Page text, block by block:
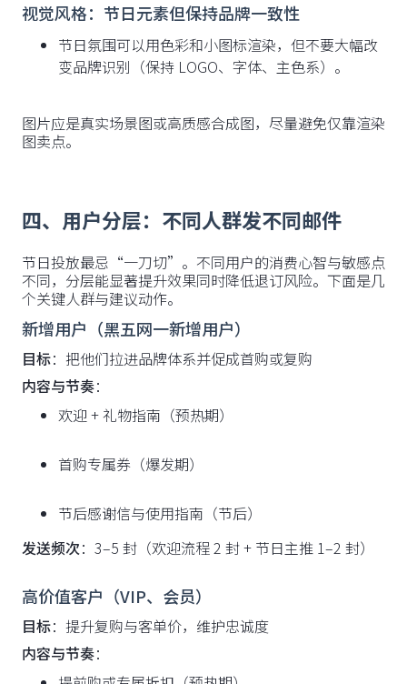
视觉风格：节日元素但保持品牌一致性
节日氛围可以用色彩和小图标渲染，但不要大幅改
变品牌识别（保持 LOGO、字体、主色系）。
图片应是真实场景图或高质感合成图，尽量避免仅靠渲染
图卖点。
四、用户分层：不同人群发不同邮件
节日投放最忌“一刀切”。不同用户的消费心智与敏感点
不同，分层能显著提升效果同时降低退订风险。下面是几
个关键人群与建议动作。
新增用户（黑五网一新增用户）
目标：把他们拉进品牌体系并促成首购或复购
内容与节奏：
欢迎 + 礼物指南（预热期）
首购专属券（爆发期）
节后感谢信与使用指南（节后）
发送频次：3–5 封（欢迎流程 2 封 + 节日主推 1–2 封）
高价值客户（VIP、会员）
目标：提升复购与客单价，维护忠诚度
内容与节奏：